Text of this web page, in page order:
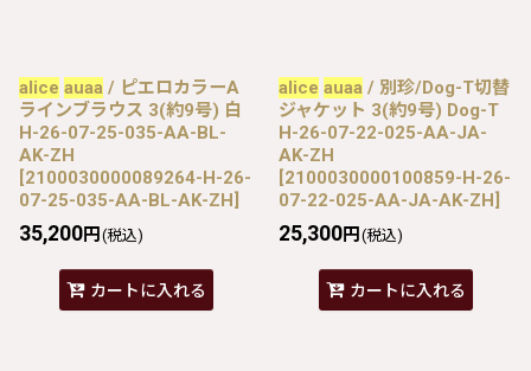
alice auaa / ピエロカラーA
ラインブラウス 3(約9号) 白
H-26-07-25-035-AA-BL-
AK-ZH
[2100030000089264-H-26-
07-25-035-AA-BL-AK-ZH]
35,200円 (税込)
カートに入れる
alice auaa / 別珍/Dog-T切替
ジャケット 3(約9号) Dog-T
H-26-07-22-025-AA-JA-
AK-ZH
[2100030000100859-H-26-
07-22-025-AA-JA-AK-ZH]
25,300円 (税込)
カートに入れる